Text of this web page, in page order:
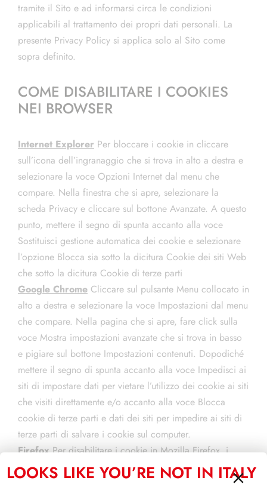
tramite il Sito e ad informarsi circa le condizioni
applicabili al trattamento dei propri dati personali. La
presente Privacy Policy si applica solo al Sito come
sopra definito.
COME DISABILITARE I COOKIES
NEI BROWSER
Internet Explorer Per bloccare i cookie in cliccare
sull’icona dell’ingranaggio che si trova in alto a destra e
selezionare la voce Opzioni Internet dal menu che
compare. Nella finestra che si apre, selezionare la
scheda Privacy e cliccare sul bottone Avanzate. A questo
punto, mettere il segno di spunta accanto alla voce
Sostituisci gestione automatica dei cookie e selezionare
l’opzione Blocca sia sotto la dicitura Cookie dei siti Web
che sotto la dicitura Cookie di terze parti
Google ChromeCliccare sul pulsante Menu collocato in
alto a destra e selezionare la voce Impostazioni dal menu
che compare. Nella pagina che si apre, fare click sulla
voce Mostra impostazioni avanzate che si trova in basso
e pigiare sul bottone Impostazioni contenuti. Dopodiché
mettere il segno di spunta accanto alla voce Impedisci ai
siti di impostare dati per vietare l’utilizzo dei cookie ai siti
che visiti direttamente e/o accanto alla voce Blocca
cookie di terze parti e dati dei siti per impedire ai siti di
terze parti di salvare i cookie sul computer.
FirefoxPer disabilitare i cookie in Mozilla Firefox, i
cliccare sul pulsante Menu collocato in alto a destra e
selezionare la voce Opzioni dal menu che compare.
LOOKS LIKE YOU’RE NOT IN ITALY